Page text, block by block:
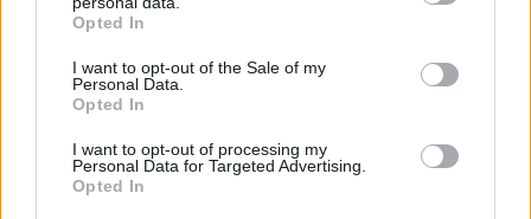
grant or deny consent to Google and its third-party tags to
use your data for below specified purposes in below Google
consent section.
Opted In
I want to opt-out of the Sale of my
Personal Data.
Opted In
I want to opt-out of processing my
Personal Data for Targeted Advertising.
Opted In
Η Κέιτ Χάντσον απολαμβάνει τις διακοπές της στη Σκιάθο
με την οικογένειά της
19.06.2025, 13:20